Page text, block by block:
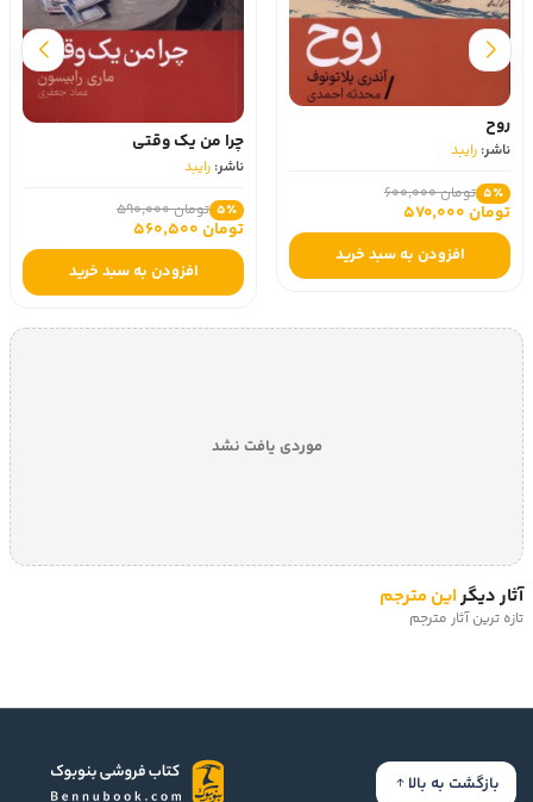
روح
ناشر: رایبد
5٪ تومان 600,000
تومان 570,000
افزودن به سبد خرید
چرا من یک وقتی
ناشر: رایبد
5٪ تومان 590,000
تومان 560,500
افزودن به سبد خرید
موردی یافت نشد
آثار دیگراین مترجم
تازه ترین آثار مترجم
بازگشت به بالا